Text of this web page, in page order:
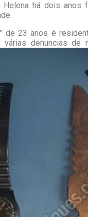
há dois anos
23 anos é
denuncias